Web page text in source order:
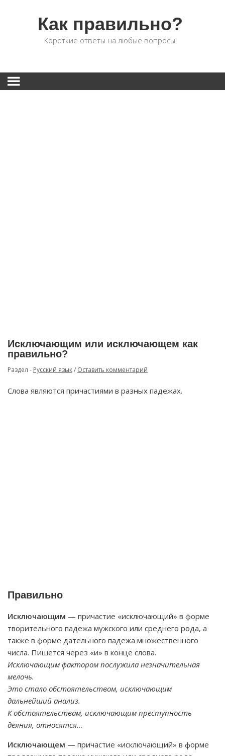
Как правильно?
Короткие ответы на любые вопросы!
Исключающим или исключающем как
правильно?
Раздел - Русский язык/ Оставить комментарий
Слова являются причастиями в разных падежах.
Правильно
Исключающим — причастие «исключающий» в форме
творительного падежа мужского или среднего рода, а
также в форме дательного падежа множественного
числа. Пишется через «и» в конце слова.
Исключающим фактором послужила незначительная
мелочь.
Это стало обстоятельством, исключающим
дальнейший анализ.
К обстоятельствам, исключающим преступность
деяния, относятся…
Исключающем — причастие «исключающий» в форме